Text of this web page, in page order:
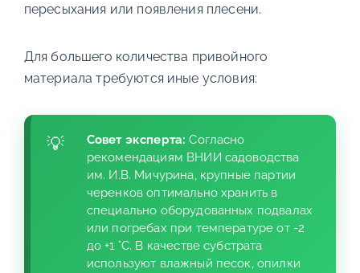
пересыхания или появления плесени.
Для большего количества привойного
материала требуются иные условия:
Совет эксперта: Согласно
рекомендациям ВНИИ садоводства
им. И.В. Мичурина, крупные партии
черенков оптимально хранить в
специально оборудованных подвалах
или погребах при температуре от -2
до +1 °C. В качестве субстрата
используют влажный песок, опилки